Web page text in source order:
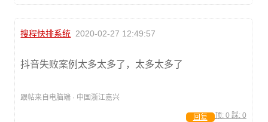
搜程快排系统 2020-02-27 12:49:57
抖音失败案例太多太多了，太多太多了
跟帖来自电脑端 · 中国浙江嘉兴
顶: 0 踩: 0
回复